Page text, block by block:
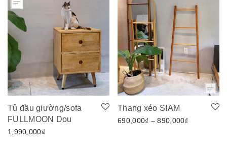
Tủ đầu giường/sofa
FULLMOON Dou
1,990,000₫
Thang xéo SIAM
690,000₫ – 890,000₫